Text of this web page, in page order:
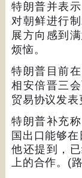
特朗普并表
对朝鲜进行
展方向感到
烦恼。
特朗普目前
相安倍晋三
贸易协议发表
特朗普补充
国出口能够在
他还提到，
上的合作。 (